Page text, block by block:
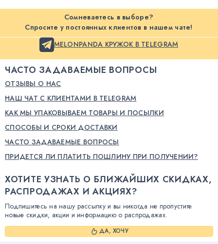
Сомневаетесь в выборе?
Спросите у постоянных клиентов в нашем чате!
MELONPANDA КРУЖОК В TELEGRAM
ЧАСТО ЗАДАВАЕМЫЕ ВОПРОСЫ
ОТЗЫВЫ О НАС
НАШ ЧАТ С КЛИЕНТАМИ В TELEGRAM
КАК МЫ УПАКОВЫВАЕМ ТОВАРЫ И ПОСЫЛКИ
СПОСОБЫ И СРОКИ ДОСТАВКИ
ЧАСТО ЗАДАВАЕМЫЕ ВОПРОСЫ
ПРИДЕТСЯ ЛИ ПЛАТИТЬ ПОШЛИНУ ПРИ ПОЛУЧЕНИИ?
ХОТИТЕ УЗНАТЬ О БЛИЖАЙШИХ СКИДКАХ,
РАСПРОДАЖАХ И АКЦИЯХ?
Подпишитесь на нашу рассылку и вы никогда не пропустите
новые скидки, акции и информацию о распродажах.
ДА, ХОЧУ